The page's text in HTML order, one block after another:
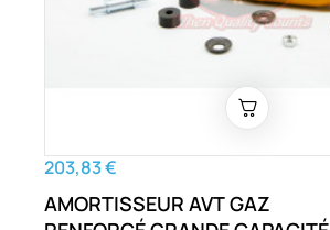
203,83 €
AMORTISSEUR AVT GAZ